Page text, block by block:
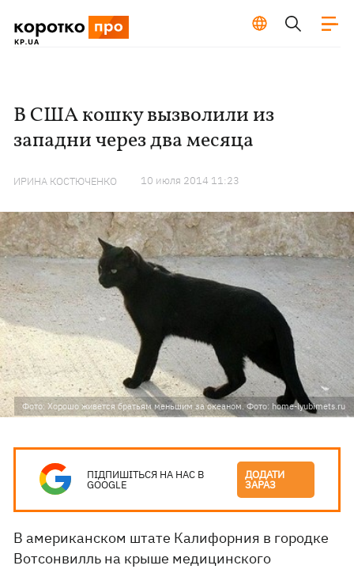
В США кошку вызволили из
западни через два месяца
ИРИНА КОСТЮЧЕНКО 10 июля 2014 11:23
Фото: Хорошо живется братьям меньшим за океаном. Фото: home-lyubimets.ru
ПІДПИШІТЬСЯ НА НАС В
GOOGLE
ДОДАТИ
ЗАРАЗ
В американском штате Калифорния в городке
Вотсонвилль на крыше медицинского